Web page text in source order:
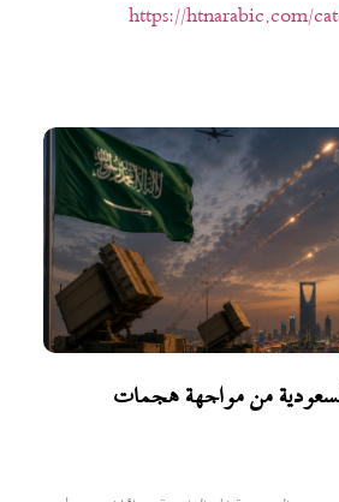
من مواجهة هجمات
https://htnarabic.com/